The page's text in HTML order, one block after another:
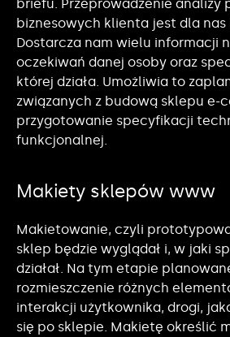
briefu. Przeprowadzenie analizy
biznesowych klienta jest dla nas
Dostarcza nam wielu informacji
oczekiwań danej osoby oraz
której działa. Umożliwia to
związanych z budową sklepu e-
przygotowanie specyfikacji
funkcjonalnej.
Makiety sklepów www
Makietowanie, czyli
sklep będzie wyglądał i, w jaki
działał. Na tym etapie
rozmieszczenie różnych
interakcji użytkownika, drogi,
się po sklepie. Makietę określić